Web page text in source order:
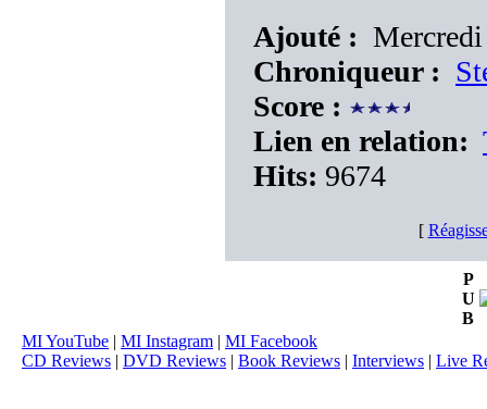
Ajouté :
Chroniqueur :
Score :
Lien en relation:
Hits: 9674
[
P
U
B
MI YouTube | MI Instagram | MI Facebook
CD Reviews | DVD Reviews | Book Reviews | Interviews | Live